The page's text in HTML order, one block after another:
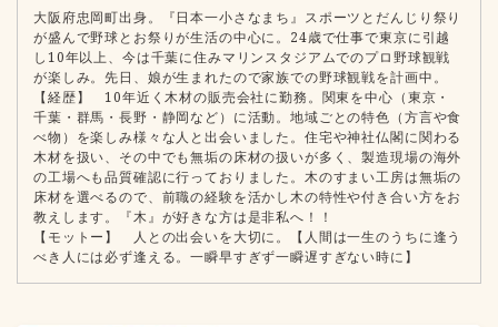
大阪府忠岡町出身。『日本一小さなまち』スポーツとだんじり祭り
が盛んで野球とお祭りが生活の中心に。24歳で仕事で東京に引越
し10年以上、今は千葉に住みマリンスタジアムでのプロ野球観戦
が楽しみ。先日、娘が生まれたので家族での野球観戦を計画中。
【経歴】 10年近く木材の販売会社に勤務。関東を中心（東京・
千葉・群馬・長野・静岡など）に活動。地域ごとの特色（方言や食
べ物）を楽しみ様々な人と出会いました。住宅や神社仏閣に関わる
木材を扱い、その中でも無垢の床材の扱いが多く、製造現場の海外
の工場へも品質確認に行っておりました。木のすまい工房は無垢の
床材を選べるので、前職の経験を活かし木の特性や付き合い方をお
教えします。『木』が好きな方は是非私へ！！
【モットー】 人との出会いを大切に。【人間は一生のうちに逢う
べき人には必ず逢える。一瞬早すぎず一瞬遅すぎない時に】